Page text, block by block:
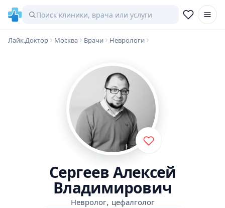
Лайк.Доктор Москва Врачи Неврологи
Сергеев Алексей
Владимирович
Невролог, цефалголог